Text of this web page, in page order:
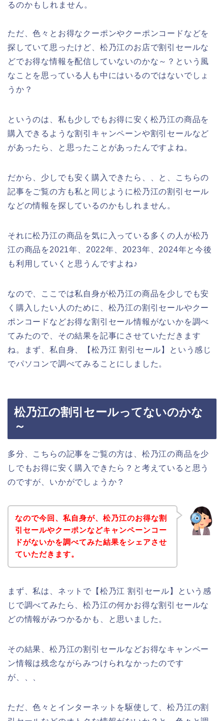
るのかもしれません。
ただ、色々とお得なクーポンやクーポンコードなどを
探していて思ったけど、松乃江のお店で割引セールな
どでお得な情報を配信していないのかな～？という風
なことを思っている人も中にはいるのではないでしょ
うか？
というのは、私も少しでもお得に安く松乃江の商品を
購入できるような割引キャンペーンや割引セールなど
があったら、と思ったことがあったんですよね。
だから、少しでも安く購入できたら、、と、こちらの
記事をご覧の方も私と同じように松乃江の割引セール
などの情報を探しているのかもしれません。
それに松乃江の商品を気に入っている多くの人が松乃
江の商品を2021年、2022年、2023年、2024年と今後
も利用していくと思うんですよね♪
なので、ここでは私自身が松乃江の商品を少しでも安
く購入したい人のために、松乃江の割引セールやクー
ポンコードなどお得な割引セール情報がないかを調べ
てみたので、その結果を記事にさせていただきます
ね。まず、私自身、【松乃江 割引セール】という感じ
でパソコンで調べてみることにしました。
松乃江の割引セールってないのかな
～
多分、こちらの記事をご覧の方は、松乃江の商品を少
しでもお得に安く購入できたら？と考えていると思う
のですが、いかがでしょうか？
なので今回、私自身が、松乃江のお得な割
引セールやクーポンなどキャンペーンコー
ドがないかを調べてみた結果をシェアさせ
ていただきます。
まず、私は、ネットで【松乃江 割引セール】という感
じで調べてみたら、松乃江の何かお得な割引セールな
どの情報がみつかるかも、と思いました。
その結果、松乃江の割引セールなどお得なキャンペー
ン情報は残念ながらみつけられなかったのです
が、、、
ただ、色々とインターネットを駆使して、松乃江の割